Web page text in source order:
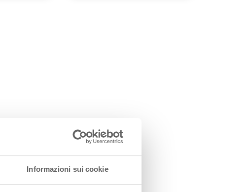
Informazioni sui cookie